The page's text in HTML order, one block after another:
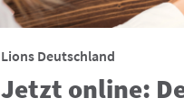
Lions Deutschland
Jetzt online: